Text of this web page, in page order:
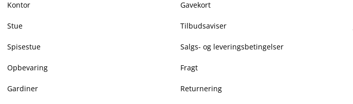
Kontor
Stue
Spisestue
Opbevaring
Gardiner
Gavekort
Tilbudsaviser
Salgs- og leveringsbetingelser
Fragt
Returnering